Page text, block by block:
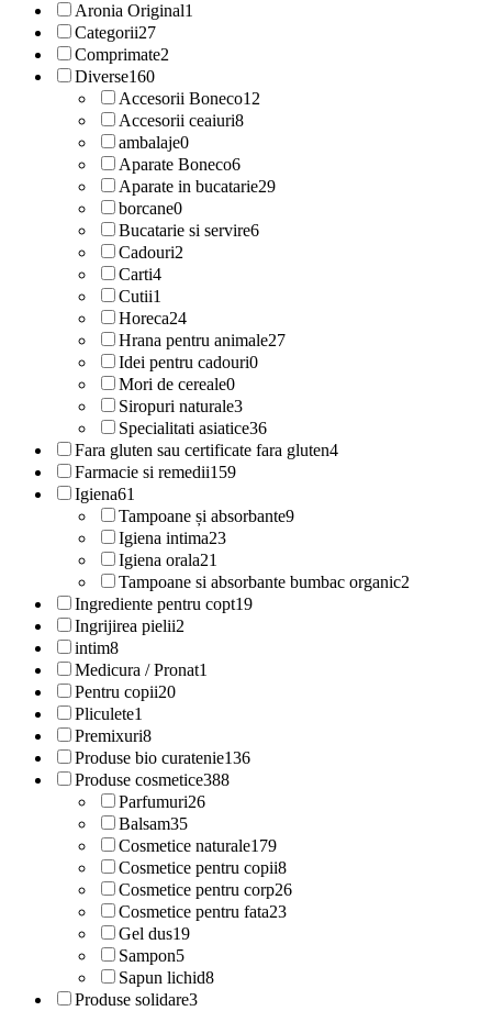
Aronia Original1
Categorii27
Comprimate2
Diverse160
Accesorii Boneco12
Accesorii ceaiuri8
ambalaje0
Aparate Boneco6
Aparate in bucatarie29
borcane0
Bucatarie si servire6
Cadouri2
Carti4
Cutii1
Horeca24
Hrana pentru animale27
Idei pentru cadouri0
Mori de cereale0
Siropuri naturale3
Specialitati asiatice36
Fara gluten sau certificate fara gluten4
Farmacie si remedii159
Igiena61
Tampoane și absorbante9
Igiena intima23
Igiena orala21
Tampoane si absorbante bumbac organic2
Ingrediente pentru copt19
Ingrijirea pielii2
intim8
Medicura / Pronat1
Pentru copii20
Pliculete1
Premixuri8
Produse bio curatenie136
Produse cosmetice388
Parfumuri26
Balsam35
Cosmetice naturale179
Cosmetice pentru copii8
Cosmetice pentru corp26
Cosmetice pentru fata23
Gel dus19
Sampon5
Sapun lichid8
Produse solidare3